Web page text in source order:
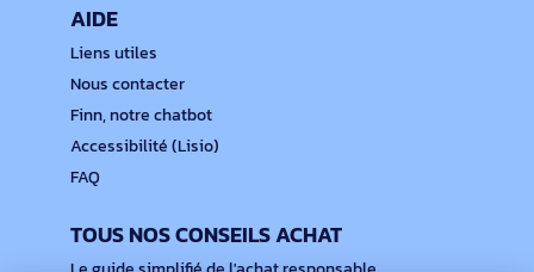
AIDE
Liens utiles
Nous contacter
Finn, notre chatbot
Accessibilité (Lisio)
FAQ
TOUS NOS CONSEILS ACHAT